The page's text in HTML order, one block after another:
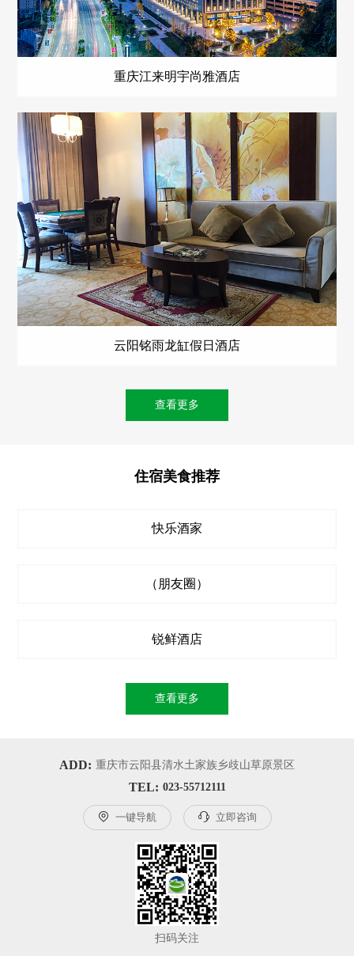
重庆江来明宇尚雅酒店
云阳铭雨龙缸假日酒店
查看更多
住宿美食推荐
快乐酒家
（朋友圈）
锐鲜酒店
查看更多
ADD: 重庆市云阳县清水土家族乡歧山草原景区
TEL: 023-55712111
 一键导航  立即咨询
扫码关注